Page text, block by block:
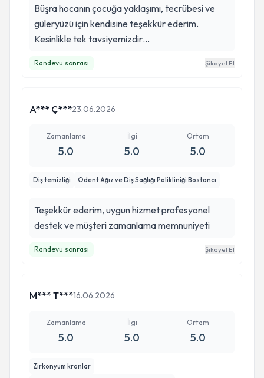
Büşra hocanın çocuğa yaklaşımı, tecrübesi ve
güleryüzü için kendisine teşekkür ederim.
Kesinlikle tek tavsiyemizdir…
Randevu sonrası Şikayet Et
A*** Ç***23.06.2026
Zamanlama
5.0
İlgi
5.0
Ortam
5.0
Diş temizliği Odent Ağız ve Diş Sağlığı Polikliniği Bostancı
Teşekkür ederim, uygun hizmet profesyonel
destek ve müşteri zamanlama memnuniyeti
Randevu sonrası Şikayet Et
M*** T***16.06.2026
Zamanlama
5.0
İlgi
5.0
Ortam
5.0
Zirkonyum kronlar